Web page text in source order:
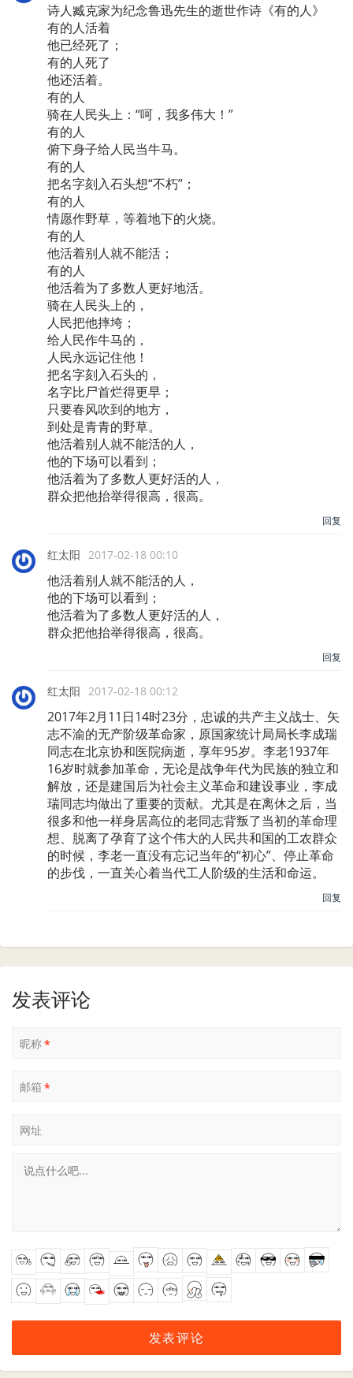
诗人臧克家为纪念鲁迅先生的逝世作诗《有的人》
有的人活着
他已经死了；
有的人死了
他还活着。
有的人
骑在人民头上：“呵，我多伟大！”
有的人
俯下身子给人民当牛马。
有的人
把名字刻入石头想“不朽”；
有的人
情愿作野草，等着地下的火烧。
有的人
他活着别人就不能活；
有的人
他活着为了多数人更好地活。
骑在人民头上的，
人民把他摔垮；
给人民作牛马的，
人民永远记住他！
把名字刻入石头的，
名字比尸首烂得更早；
只要春风吹到的地方，
到处是青青的野草。
他活着别人就不能活的人，
他的下场可以看到；
他活着为了多数人更好活的人，
群众把他抬举得很高，很高。
回复
红太阳 2017-02-18 00:10
他活着别人就不能活的人，
他的下场可以看到；
他活着为了多数人更好活的人，
群众把他抬举得很高，很高。
回复
红太阳 2017-02-18 00:12
2017年2月11日14时23分，忠诚的共产主义战士、矢
志不渝的无产阶级革命家，原国家统计局局长李成瑞
同志在北京协和医院病逝，享年95岁。李老1937年
16岁时就参加革命，无论是战争年代为民族的独立和
解放，还是建国后为社会主义革命和建设事业，李成
瑞同志均做出了重要的贡献。尤其是在离休之后，当
很多和他一样身居高位的老同志背叛了当初的革命理
想、脱离了孕育了这个伟大的人民共和国的工农群众
的时候，李老一直没有忘记当年的“初心”、停止革命
的步伐，一直关心着当代工人阶级的生活和命运。
回复
发表评论
昵称*
邮箱 *
网址